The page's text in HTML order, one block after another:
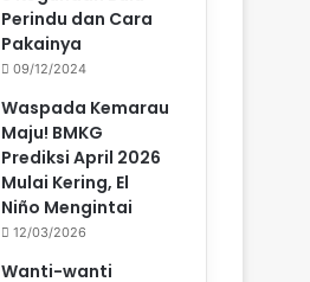
Perindu dan Cara
Pakainya
09/12/2024
Waspada Kemarau
Maju! BMKG
Prediksi April 2026
Mulai Kering, El
Niño Mengintai
12/03/2026
Wanti-wanti